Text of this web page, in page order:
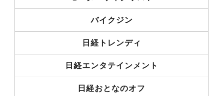
バイクジン
日経トレンディ
日経エンタテインメント
日経おとなのオフ